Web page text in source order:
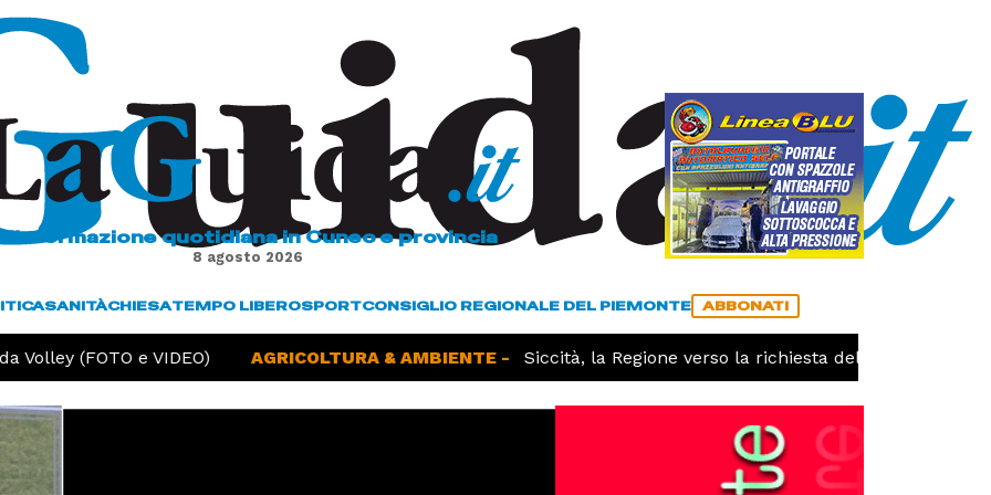
L'informazione quotidiana in Cuneo e provincia
8 agosto 2026
SANITÀCHIESATEMPO LIBEROSPORTCONSIGLIO REGIONALE DEL PIEMONTE ABBONATI
(FOTO e VIDEO) AGRICOLTURA & AMBIENTE - Siccità, la Regione verso la richiesta dello stato di